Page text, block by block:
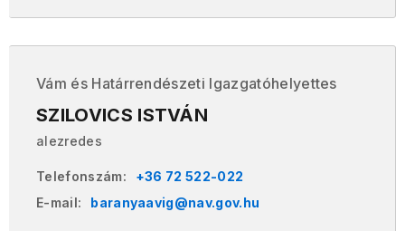
Vám és Határrendészeti Igazgatóhelyettes
SZILOVICS ISTVÁN
alezredes
Telefonszám:
+36 72 522-022
E-mail:
baranyaavig@nav.gov.hu